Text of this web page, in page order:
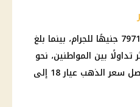
تداولًا بين المواطنين، نحو
سعر الذهب عيار 18
إلى